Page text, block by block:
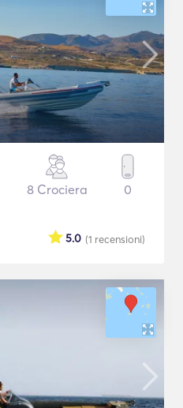
8 Crociera 0
(1 recensioni)
5.0